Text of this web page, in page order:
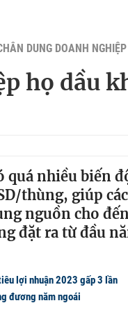
DUNG DOANH NGHIỆP
họ dầu
quá nhiều biến
thùng, giúp
nguồn cho
đặt ra từ đầu
lợi nhuận 2023 gấp 3 lần
đương năm ngoái